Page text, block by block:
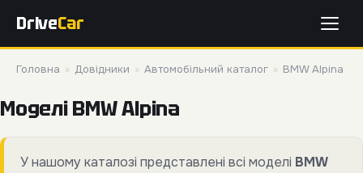
DriveCar
Головна » Довідники » Автомобільний каталог » BMW Alpina
Моделі BMW Alpina
У нашому каталозі представлені всі моделі BMW